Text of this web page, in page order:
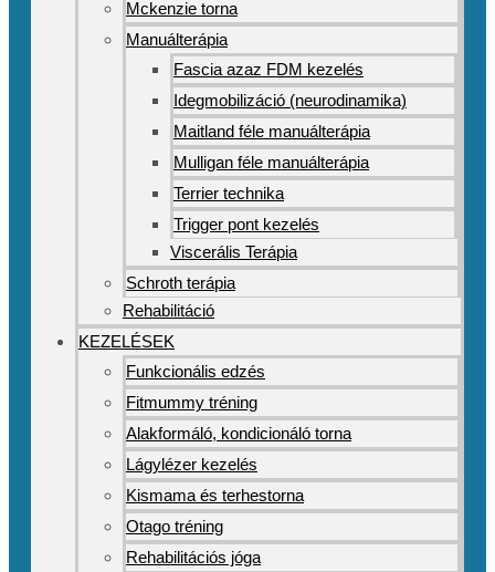
Mckenzie torna
Manuálterápia
Fascia azaz FDM kezelés
Idegmobilizáció (neurodinamika)
Maitland féle manuálterápia
Mulligan féle manuálterápia
Terrier technika
Trigger pont kezelés
Viscerális Terápia
Schroth terápia
Rehabilitáció
KEZELÉSEK
Funkcionális edzés
Fitmummy tréning
Alakformáló, kondicionáló torna
Lágylézer kezelés
Kismama és terhestorna
Otago tréning
Rehabilitációs jóga